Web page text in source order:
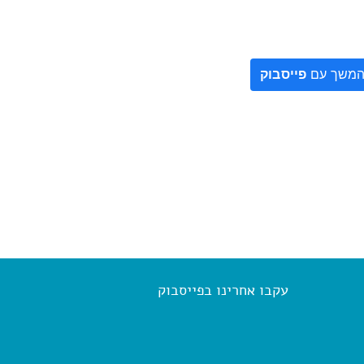
המשך עם פייסבוק
עקבו אחרינו בפייסבוק